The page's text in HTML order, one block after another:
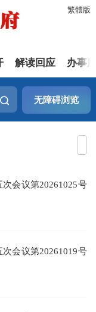
繁體版
解读回应 办事
无障碍浏览
会议第20261025号
会议第20261019号